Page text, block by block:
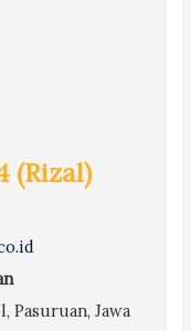
(Rizal)
Pasuruan, Jawa